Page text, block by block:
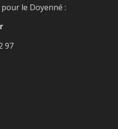
le Doyenné :
97